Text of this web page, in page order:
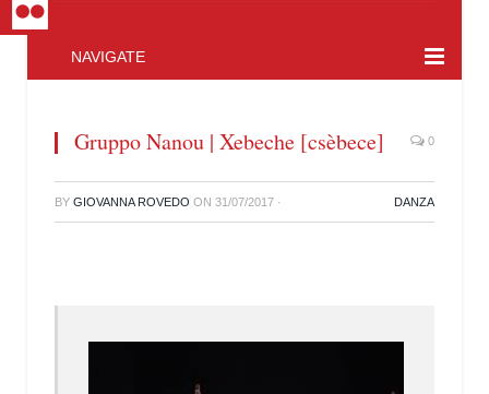
NAVIGATE
Gruppo Nanou | Xebeche [csèbece] 0
BY GIOVANNA ROVEDO ON 31/07/2017 · DANZA